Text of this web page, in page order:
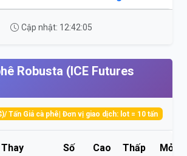
Cập nhật: 12:42:05
Robusta (ICE Futures
Tấn Giá cà phê| Đơn vị giao dịch: lot = 10 tấn
Thay
Số
Cao
Thấp
Mở